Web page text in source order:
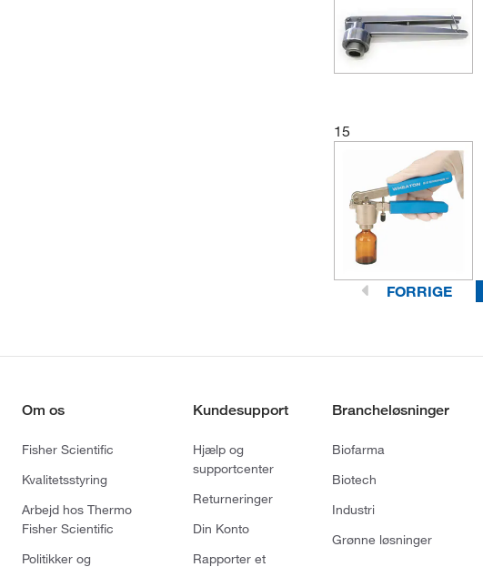
15
FORRIGE
Om os
Fisher Scientific
Kvalitetsstyring
Arbejd hos Thermo
Fisher Scientific
Politikker og
Kundesupport
Hjælp og
supportcenter
Returneringer
Din Konto
Rapporter et
Brancheløsninger
Biofarma
Biotech
Industri
Grønne løsninger